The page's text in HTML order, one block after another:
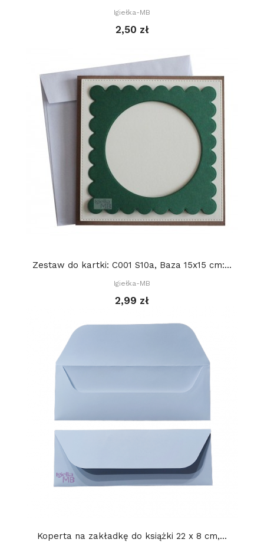
Igiełka-MB
2,50 zł
Zestaw do kartki: C001 S10a, Baza 15x15 cm:...
Igiełka-MB
2,99 zł
Koperta na zakładkę do książki 22 x 8 cm,...